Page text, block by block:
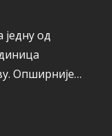
од
Опширније…